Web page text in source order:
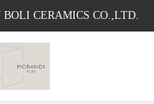
BOLI CERAMICS CO.,LTD.